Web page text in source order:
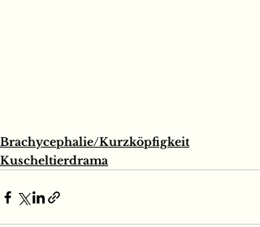
Brachycephalie/Kurzköpfigkeit
Kuscheltierdrama